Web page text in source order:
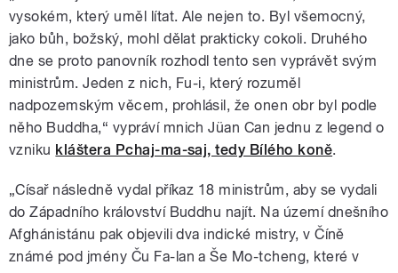
vysokém, který uměl lítat. Ale nejen to. Byl všemocný,
jako bůh, božský, mohl dělat prakticky cokoli. Druhého
dne se proto panovník rozhodl tento sen vyprávět svým
ministrům. Jeden z nich, Fu-i, který rozuměl
nadpozemským věcem, prohlásil, že onen obr byl podle
něho Buddha,“ vypráví mnich Jüan Can jednu z legend o
vzniku kláštera Pchaj-ma-saj, tedy Bílého koně.
„Císař následně vydal příkaz 18 ministrům, aby se vydali
do Západního království Buddhu najít. Na území dnešního
Afghánistánu pak objevili dva indické mistry, v Číně
známé pod jmény Ču Fa-lan a Še Mo-tcheng, které v